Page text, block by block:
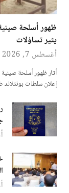
ظهور أسلحة
يثير تساؤلات
أغسطس 7, 2026
أثار ظهور أسلحة
إعلان سلطات